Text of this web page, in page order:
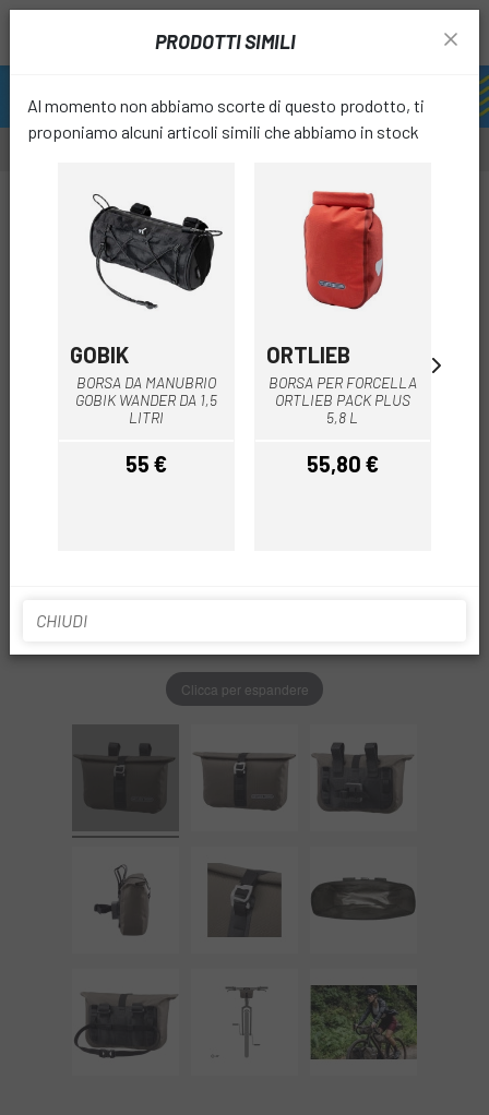
Clicca per espandere
PRODOTTI SIMILI
Al momento non abbiamo scorte di questo prodotto, ti
proponiamo alcuni articoli simili che abbiamo in stock
GOBIK
BORSA DA MANUBRIO
GOBIK WANDER DA 1,5
LITRI
Prezzo
55 €
ORTLIEB
BORSA PER FORCELLA
ORTLIEB PACK PLUS
5,8 L
Prezzo
55,80 €
CHIUDI